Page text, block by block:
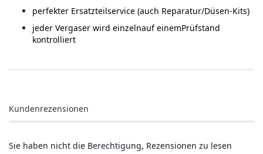
perfekter Ersatzteilservice (auch Reparatur/Düsen-Kits)
jeder Vergaser wird einzelnauf einemPrüfstand
kontrolliert
Kundenrezensionen
Sie haben nicht die Berechtigung, Rezensionen zu lesen